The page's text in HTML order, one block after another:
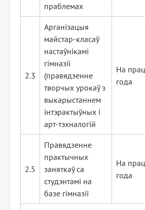
праблемах
2.3
Арганізацыя
майстар-класаў
настаўнікамі
гімназіі
(правядзенне
творчых урокаў з
выкарыстаннем
інтэрактыўных і
арт-тэхналогій
На
года
2.5
Правядзенне
практычных
заняткаў са
студэнтамі на
базе гімназіі
На
года